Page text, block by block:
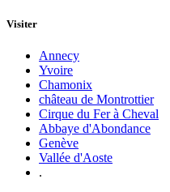
Visiter
Annecy
Yvoire
Chamonix
château de Montrottier
Cirque du Fer à Cheval
Abbaye d'Abondance
Genève
Vallée d'Aoste
.